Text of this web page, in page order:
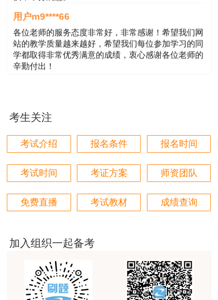
4.尝试不同的记忆方法
尝试回忆是一种积极主动的思维活动，需要注
意力高度集中、动脑思考。它指的是将所学的知识
在大脑中“重现”，使其显得突出、深刻，从而起到
会再去看书、翻笔记，然后把遗忘的部分作为重点
来看。这样一来，看书和整理笔记就有了更明确的
目的，积极性也自然得到了提高。
另一方面，有心理学研究表明：如果将尝试回
记完《经济》的某些知识点之后，离开复习资料，
这部分内容。另外，尝试回忆的工作还可以在你外
出遛弯儿或者洗漱、沐浴的时候进行：在脑子里问
自己几个关于之前复习内容的问题，要求自己回
答。如果答不出来，再去及时翻看这部分内容。来
用户m9****66
各位老师的服务态度非常好，非常感谢！希望我们网
站的教学质量越来越好，希望我们每位参加学习的同
学都取得非常优秀满意的成绩，衷心感谢各位老师的
辛勤付出！
们网站教学质量越来越高。祝大家都取得满意的结
果！
用户m5****66
用户m5****66
3位老师，讲的都非常的好
用户m9****88
俗易懂，重点突出，模拟题质量高，押题卷压中的知
识点很多，尤其是实务简答题秘籍压中将近70%的小
问，让小白学员也能一次过四门，十分给力，值得推
荐[强][强]
用户jl****un
考生关注
考试介绍 报名条件 报名时间
考试时间 考证方案 师资团队
免费直播 考试教材 成绩查询
加入组织一起备考